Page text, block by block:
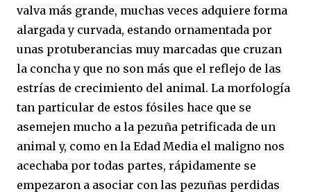
valva más grande, muchas veces adquiere forma
alargada y curvada, estando ornamentada por
unas protuberancias muy marcadas que cruzan
la concha y que no son más que el reflejo de las
estrías de crecimiento del animal. La morfología
tan particular de estos fósiles hace que se
asemejen mucho a la pezuña petrificada de un
animal y, como en la Edad Media el maligno nos
acechaba por todas partes, rápidamente se
empezaron a asociar con las pezuñas perdidas